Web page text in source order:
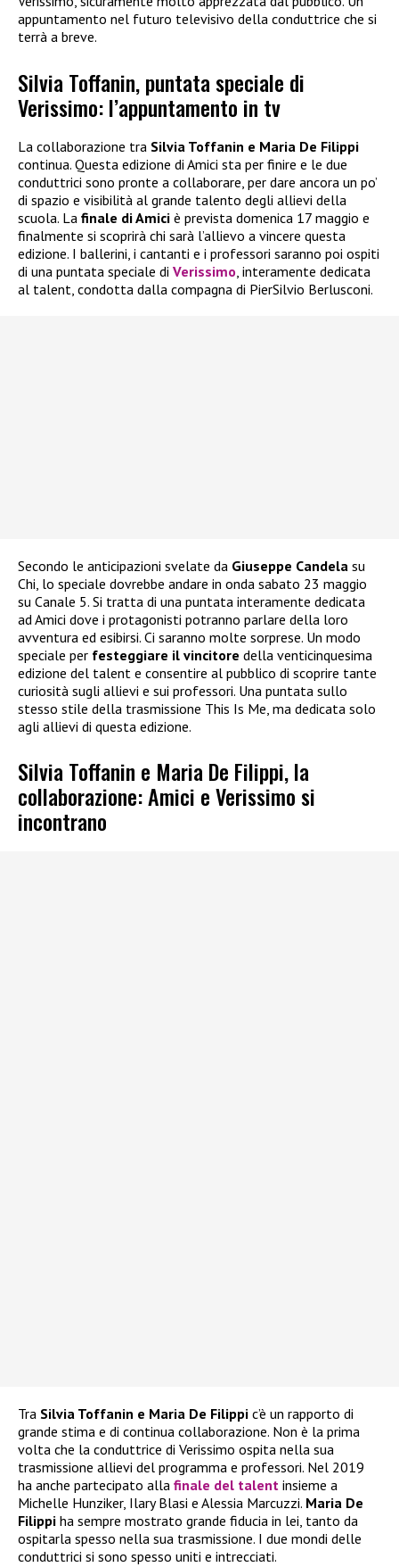
appuntamento nel futuro televisivo della conduttrice che si
terrà a breve.
Silvia Toffanin, puntata speciale di
Verissimo: l’appuntamento in tv
La collaborazione tra Silvia Toffanin e Maria De Filippi
continua. Questa edizione di Amici sta per finire e le due
conduttrici sono pronte a collaborare, per dare ancora un po’
di spazio e visibilità al grande talento degli allievi della
scuola. La finale di Amici è prevista domenica 17 maggio e
finalmente si scoprirà chi sarà l’allievo a vincere questa
edizione. I ballerini, i cantanti e i professori saranno poi ospiti
di una puntata speciale di Verissimo , interamente dedicata
al talent, condotta dalla compagna di PierSilvio Berlusconi.
Secondo le anticipazioni svelate da Giuseppe Candela su
Chi, lo speciale dovrebbe andare in onda sabato 23 maggio
su Canale 5. Si tratta di una puntata interamente dedicata
ad Amici dove i protagonisti potranno parlare della loro
avventura ed esibirsi. Ci saranno molte sorprese. Un modo
speciale per festeggiare il vincitore della venticinquesima
edizione del talent e consentire al pubblico di scoprire tante
curiosità sugli allievi e sui professori. Una puntata sullo
stesso stile della trasmissione This Is Me, ma dedicata solo
agli allievi di questa edizione.
Silvia Toffanin e Maria De Filippi, la
collaborazione: Amici e Verissimo si
incontrano
Tra Silvia Toffanin e Maria De Filippi c’è un rapporto di
grande stima e di continua collaborazione. Non è la prima
volta che la conduttrice di Verissimo ospita nella sua
trasmissione allievi del programma e professori. Nel 2019
ha anche partecipato alla finale del talent insieme a
Michelle Hunziker, Ilary Blasi e Alessia Marcuzzi. Maria De
Filippi ha sempre mostrato grande fiducia in lei, tanto da
ospitarla spesso nella sua trasmissione. I due mondi delle
conduttrici si sono spesso uniti e intrecciati.